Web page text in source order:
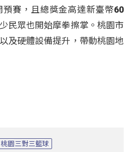
賽，且總獎金高達新臺幣60
民眾也開始摩拳擦掌。桃園市
及硬體設備提升，帶動桃園地
桃園三對三籃球